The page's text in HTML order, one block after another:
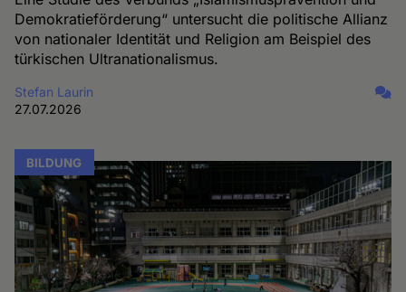
Demokratieförderung“ untersucht die politische Allianz
von nationaler Identität und Religion am Beispiel des
türkischen Ultranationalismus.
Stefan Laurin
27.07.2026
BILDUNG